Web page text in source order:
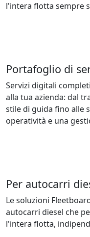
l'intera flotta sempre
Portafoglio di
Servizi digitali
alla tua azienda: dal
stile di guida fino alle
operatività e una
Per autocarri
Le soluzioni
autocarri diesel che
l'intera flotta,